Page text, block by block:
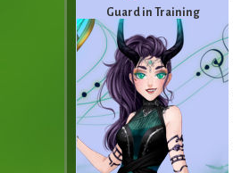
Guard in Training